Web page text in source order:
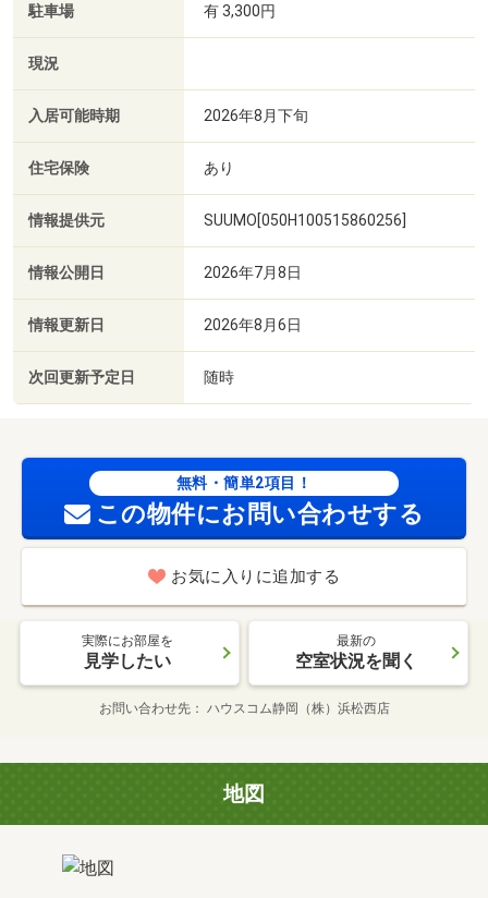
駐車場 有 3,300円
現況
入居可能時期 2026年8月下旬
住宅保険 あり
情報提供元 SUUMO[050H100515860256]
情報公開日 2026年7月8日
情報更新日 2026年8月6日
次回更新予定日 随時
無料・簡単2項目！
この物件にお問い合わせする
お気に入りに追加する
実際にお部屋を
見学したい
最新の
空室状況を聞く
お問い合わせ先 ハウスコム静岡（株）浜松西店
地図